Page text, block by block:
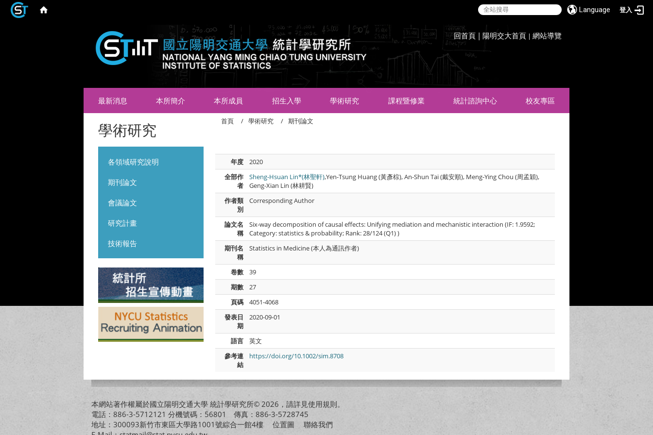
Language 登入
回首頁 | 陽明交大首頁 |網站導覽
最新消息 本所簡介 本所成員 招生入學 學術研究 課程暨修業 統計諮詢中心 校友專區
學術研究
各領域研究說明
期刊論文
會議論文
研究計畫
技術報告
首頁 學術研究 期刊論文
年度
2020
全部作
者
Sheng-Hsuan Lin*(林聖軒),Yen-Tsung Huang (黃彥棕), An-Shun Tai (戴安順), Meng-Ying Chou (周孟穎),
Geng-Xian Lin (林耕賢)
作者類
別
Corresponding Author
論文名
稱
Six‐way decomposition of causal effects: Unifying mediation and mechanistic interaction (IF: 1.9592;
Category: statistics & probability; Rank: 28/124 (Q1) )
期刊名
稱
Statistics in Medicine (本人為通訊作者)
卷數
39
期數
27
頁碼
4051-4068
發表日
期
2020-09-01
語言
英文
參考連
結
https://doi.org/10.1002/sim.8708
本網站著作權屬於國立陽明交通大學 統計學研究所© 2026，請詳見使用規則。
電話：886-3-5712121 分機號碼：56801 傳真：886-3-5728745
地址：300093新竹市東區大學路1001號綜合一館4樓 位置圖
聯絡我們